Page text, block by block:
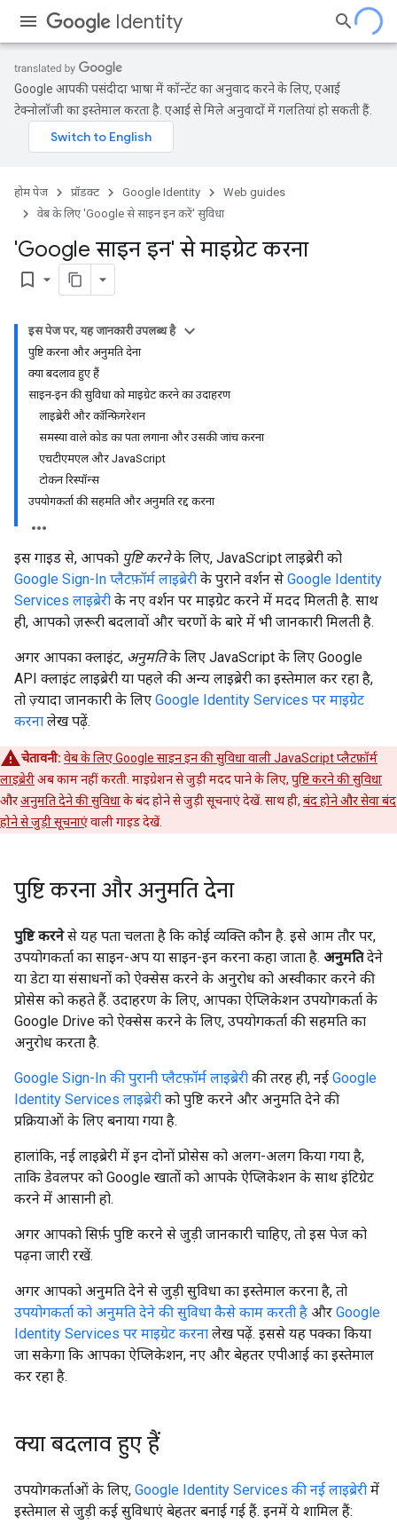
Identity
Google आपकी पसंदीदा भाषा में कॉन्टेंट का अनुवाद करने के लिए, एआई
टेक्नोलॉजी का इस्तेमाल करता है. एआई से मिले अनुवादों में गलतियां हो सकती हैं.
होम पेज प्रॉडक्ट Google Identity
Web guides
वेब के लिए 'Google से साइन इन करें' सुविधा
'Google साइन इन' से माइग्रेट करना
bookmark_border
इस पेज पर, यह जानकारी उपलब्ध है
पुष्टि करना और अनुमति देना
क्या बदलाव हुए हैं
साइन-इन की सुविधा को माइग्रेट करने का उदाहरण
लाइब्रेरी और कॉन्फ़िगरेशन
समस्या वाले कोड का पता लगाना और उसकी जांच करना
एचटीएमएल और JavaScript
टोकन रिस्पॉन्स
उपयोगकर्ता की सहमति और अनुमति रद्द करना
इस गाइड से, आपको पुष्टि करनेके लिए, JavaScript लाइब्रेरी को
Google Sign-In प्लैटफ़ॉर्म लाइब्रेरी के पुराने वर्शन से Google Identity
Services लाइब्रेरी के नए वर्शन पर माइग्रेट करने में मदद मिलती है. साथ
ही, आपको ज़रूरी बदलावों और चरणों के बारे में भी जानकारी मिलती है.
अगर आपका क्लाइंट, अनुमतिके लिए JavaScript के लिए Google
API क्लाइंट लाइब्रेरी या पहले की अन्य लाइब्रेरी का इस्तेमाल कर रहा है,
तो ज़्यादा जानकारी के लिए Google Identity Services पर माइग्रेट
करना लेख पढ़ें.
चेतावनी: वेब के लिए Google साइन इन की सुविधा वाली JavaScript प्लैटफ़ॉर्म
लाइब्रेरीअब काम नहीं करती. माइग्रेशन से जुड़ी मदद पाने के लिए, पुष्टि करने की सुविधा
औरअनुमति देने की सुविधाके बंद होने से जुड़ी सूचनाएं देखें. साथ ही, बंद होने और सेवा बंद
होने से जुड़ी सूचनाएंवाली गाइड देखें.
पुष्टि करना और अनुमति देना
पुष्टि करनेसे यह पता चलता है कि कोई व्यक्ति कौन है. इसे आम तौर पर,
उपयोगकर्ता का साइन-अप या साइन-इन करना कहा जाता है. अनुमतिदेने
या डेटा या संसाधनों को ऐक्सेस करने के अनुरोध को अस्वीकार करने की
प्रोसेस को कहते हैं. उदाहरण के लिए, आपका ऐप्लिकेशन उपयोगकर्ता के
Google Drive को ऐक्सेस करने के लिए, उपयोगकर्ता की सहमति का
अनुरोध करता है.
Google Sign-In की पुरानी प्लैटफ़ॉर्म लाइब्रेरी की तरह ही, नई Google
Identity Services लाइब्रेरी को पुष्टि करने और अनुमति देने की
प्रक्रियाओं के लिए बनाया गया है.
हालांकि, नई लाइब्रेरी में इन दोनों प्रोसेस को अलग-अलग किया गया है,
ताकि डेवलपर को Google खातों को आपके ऐप्लिकेशन के साथ इंटिग्रेट
करने में आसानी हो.
अगर आपको सिर्फ़ पुष्टि करने से जुड़ी जानकारी चाहिए, तो इस पेज को
पढ़ना जारी रखें.
अगर आपको अनुमति देने से जुड़ी सुविधा का इस्तेमाल करना है, तो
उपयोगकर्ता को अनुमति देने की सुविधा कैसे काम करती है और Google
Identity Services पर माइग्रेट करना लेख पढ़ें. इससे यह पक्का किया
जा सकेगा कि आपका ऐप्लिकेशन, नए और बेहतर एपीआई का इस्तेमाल
कर रहा है.
क्या बदलाव हुए हैं
उपयोगकर्ताओं के लिए, Google Identity Services की नई लाइब्रेरी में
इस्तेमाल से जुड़ी कई सुविधाएं बेहतर बनाई गई हैं. इनमें ये शामिल हैं: